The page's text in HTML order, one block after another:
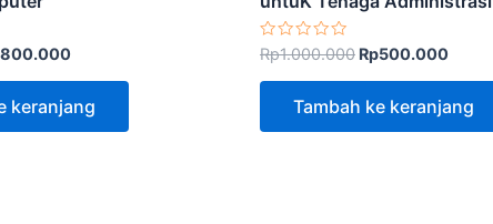
800.000
keranjang
Dinilai
0
dari
Rp1.000.000 Rp500.000
Tambah ke keranjang